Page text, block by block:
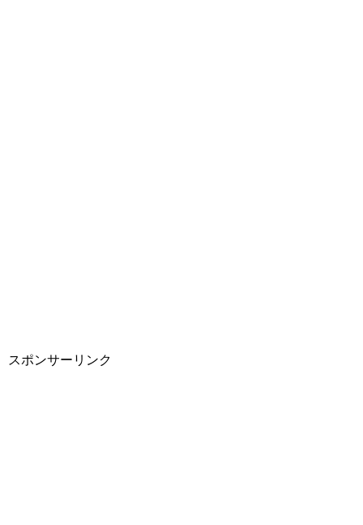
スポンサーリンク